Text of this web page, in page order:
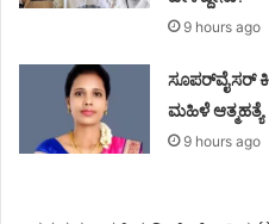
9 hours ago
ಸೂಪರ್‌ವೈಸರ್‌
ಮಹಿಳೆ ಆತ್ಮಹತ್ಯೆ
9 hours ago